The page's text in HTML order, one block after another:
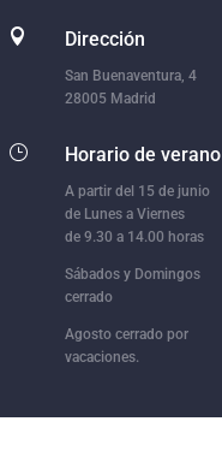
 Dirección
San Buenaventura, 4
28005 Madrid
} Horario de verano
A partir del 15 de junio
de Lunes a Viernes
de 9.30 a 14.00 horas
Sábados y Domingos
cerrado
Agosto cerrado por
vacaciones.